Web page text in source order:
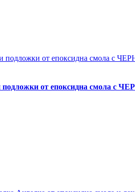
подложки от епоксидна смола с